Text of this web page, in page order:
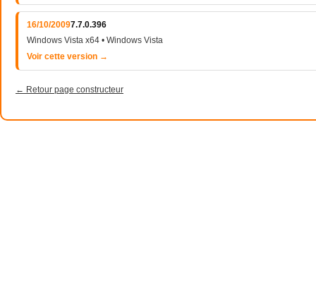
16/10/20097.7.0.396
Windows Vista x64 • Windows Vista
Voir cette version →
← Retour page constructeur